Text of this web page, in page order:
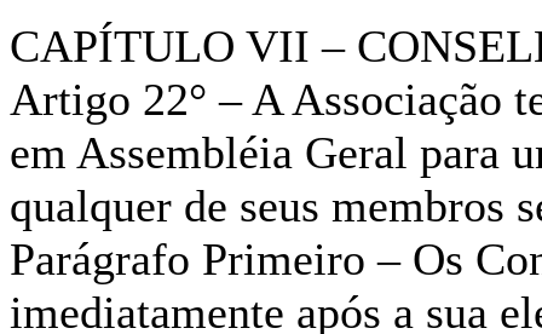
CAPÍTULO VII –
Artigo 22° – A Associação
em Assembléia Geral para
qualquer de seus membros
Parágrafo Primeiro – Os
imediatamente após a sua